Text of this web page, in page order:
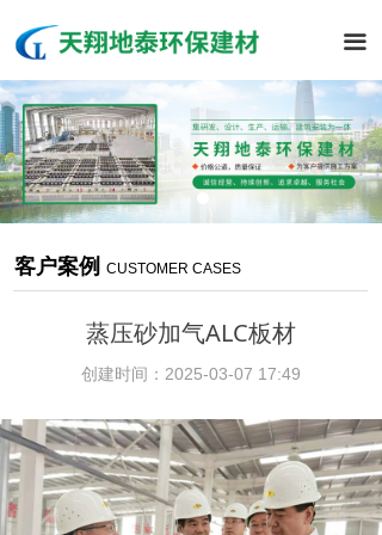
끀
客户案例 CUSTOMER CASES
蒸压砂加气ALC板材
创建时间： 2025-03-07 17:49